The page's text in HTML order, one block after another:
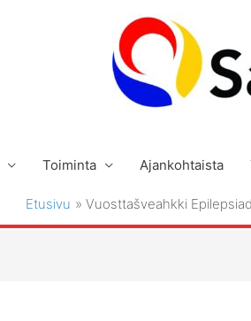
Toiminta Ajankohtaista
Etusivu Vuosttašveahkki